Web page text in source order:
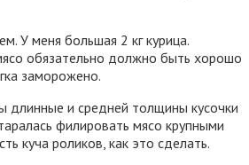
У меня большая 2 кг курица.
обязательно должно быть хорошо
заморожено.
длинные и средней толщины кусочки
филировать мясо крупными
куча роликов, как это сделать.